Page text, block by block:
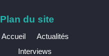
Plan du site
Accueil
Actualités
Interviews